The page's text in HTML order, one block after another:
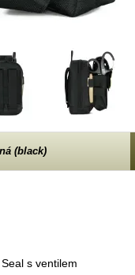
(black)
s ventilem